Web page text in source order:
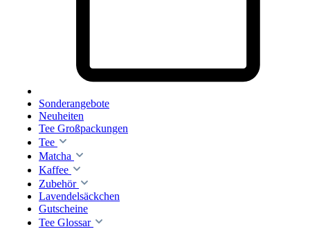
Sonderangebote
Neuheiten
Tee Großpackungen
Tee
Matcha
Kaffee
Zubehör
Lavendelsäckchen
Gutscheine
Tee Glossar